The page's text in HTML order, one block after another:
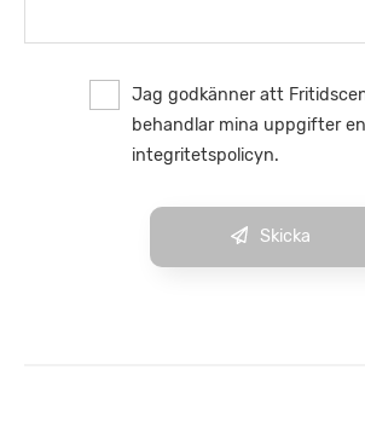
Jag godkänner att
behandlar mina uppgifter
integritetspolicyn.
Skicka